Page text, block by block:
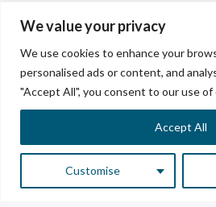
We value your privacy
We use cookies to enhance your
personalised ads or content, and
"Accept All", you consent to our use of
Customise
Accept All